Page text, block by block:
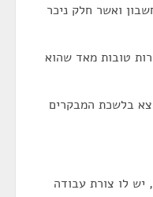
ואשר חלק ניכר
טובות מאד שהוא
בלשכת המבקרים
יש לו צורת עבודה